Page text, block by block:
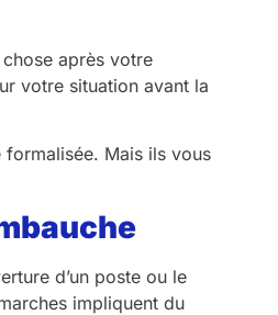
après votre
votre situation avant la
formalisée. Mais ils vous
d’un poste ou le
impliquent du